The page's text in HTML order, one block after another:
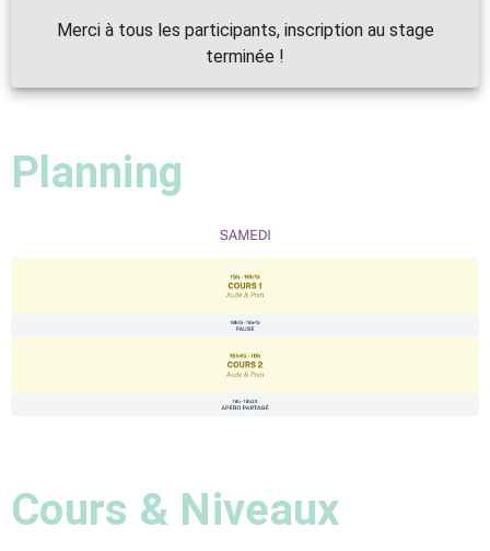
Merci à tous les participants, inscription au stage
Planning
Cours & Niveaux